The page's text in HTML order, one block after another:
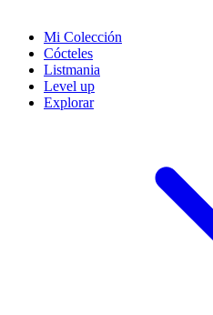
Mi Colección
Cócteles
Listmania
Level up
Explorar